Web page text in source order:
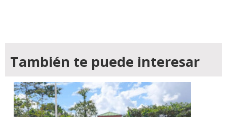
También te puede interesar